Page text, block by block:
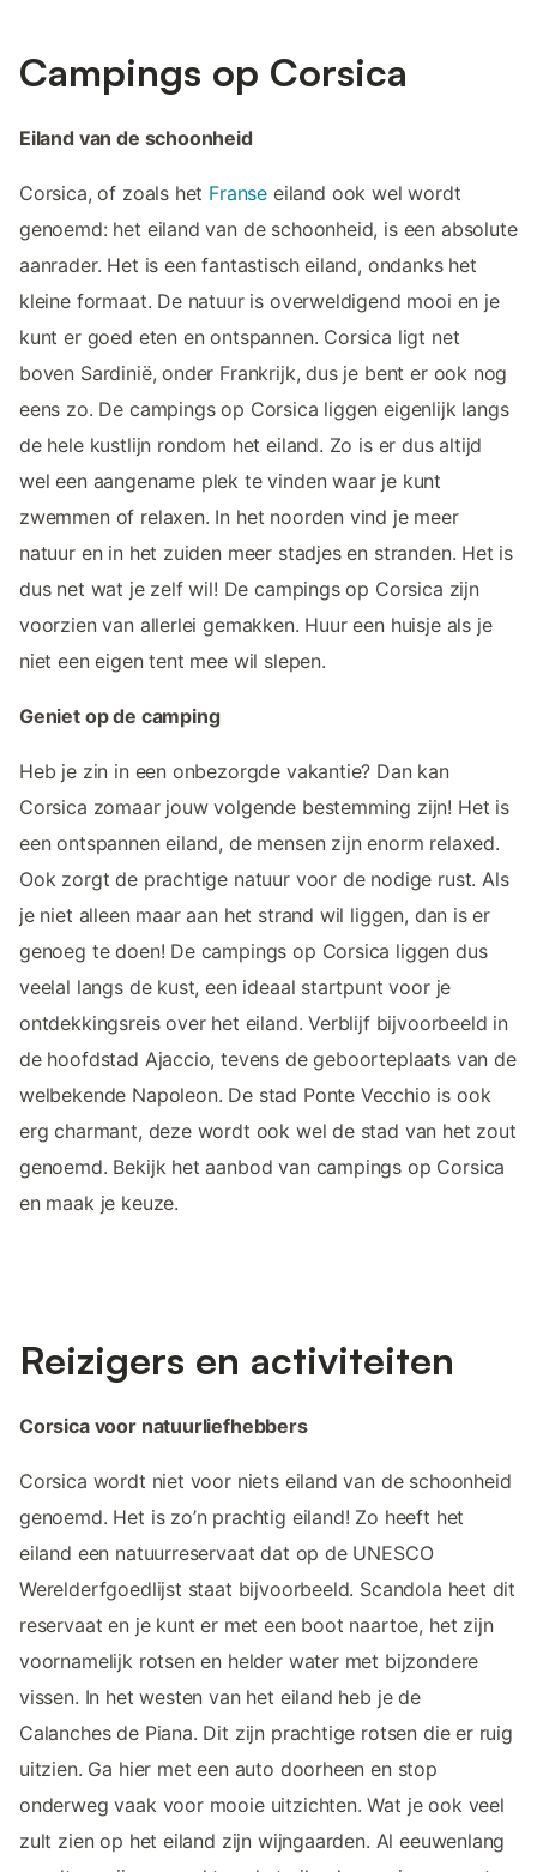
Campings op Corsica
Eiland van de schoonheid
Corsica, of zoals het Franse eiland ook wel wordt
genoemd: het eiland van de schoonheid, is een absolute
aanrader. Het is een fantastisch eiland, ondanks het
kleine formaat. De natuur is overweldigend mooi en je
kunt er goed eten en ontspannen. Corsica ligt net
boven Sardinië, onder Frankrijk, dus je bent er ook nog
eens zo. De campings op Corsica liggen eigenlijk langs
de hele kustlijn rondom het eiland. Zo is er dus altijd
wel een aangename plek te vinden waar je kunt
zwemmen of relaxen. In het noorden vind je meer
natuur en in het zuiden meer stadjes en stranden. Het is
dus net wat je zelf wil! De campings op Corsica zijn
voorzien van allerlei gemakken. Huur een huisje als je
niet een eigen tent mee wil slepen.
Geniet op de camping
Heb je zin in een onbezorgde vakantie? Dan kan
Corsica zomaar jouw volgende bestemming zijn! Het is
een ontspannen eiland, de mensen zijn enorm relaxed.
Ook zorgt de prachtige natuur voor de nodige rust. Als
je niet alleen maar aan het strand wil liggen, dan is er
genoeg te doen! De campings op Corsica liggen dus
veelal langs de kust, een ideaal startpunt voor je
ontdekkingsreis over het eiland. Verblijf bijvoorbeeld in
de hoofdstad Ajaccio, tevens de geboorteplaats van de
welbekende Napoleon. De stad Ponte Vecchio is ook
erg charmant, deze wordt ook wel de stad van het zout
genoemd. Bekijk het aanbod van campings op Corsica
en maak je keuze.
Reizigers en activiteiten
Corsica voor natuurliefhebbers
Corsica wordt niet voor niets eiland van de schoonheid
genoemd. Het is zo’n prachtig eiland! Zo heeft het
eiland een natuurreservaat dat op de UNESCO
Werelderfgoedlijst staat bijvoorbeeld. Scandola heet dit
reservaat en je kunt er met een boot naartoe, het zijn
voornamelijk rotsen en helder water met bijzondere
vissen. In het westen van het eiland heb je de
Calanches de Piana. Dit zijn prachtige rotsen die er ruig
uitzien. Ga hier met een auto doorheen en stop
onderweg vaak voor mooie uitzichten. Wat je ook veel
zult zien op het eiland zijn wijngaarden. Al eeuwenlang